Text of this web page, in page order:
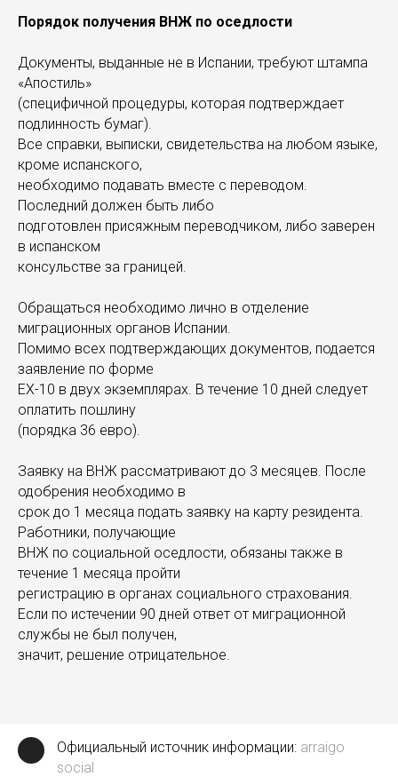
Порядок получения ВНЖ по оседлости
Документы, выданные не в Испании, требуют штампа
«Апостиль»
(специфичной процедуры, которая подтверждает
подлинность бумаг).
Все справки, выписки, свидетельства на любом языке,
кроме испанского,
необходимо подавать вместе с переводом.
Последний должен быть либо
подготовлен присяжным переводчиком, либо заверен
в испанском
консульстве за границей.
Обращаться необходимо лично в отделение
миграционных органов Испании.
Помимо всех подтверждающих документов, подается
заявление по форме
EX-10 в двух экземплярах. В течение 10 дней следует
оплатить пошлину
(порядка 36 евро).
Заявку на ВНЖ рассматривают до 3 месяцев. После
одобрения необходимо в
срок до 1 месяца подать заявку на карту резидента.
Работники, получающие
ВНЖ по социальной оседлости, обязаны также в
течение 1 месяца пройти
регистрацию в органах социального страхования.
Если по истечении 90 дней ответ от миграционной
службы не был получен,
значит, решение отрицательное.
Официальный источник информации: arraigo
social